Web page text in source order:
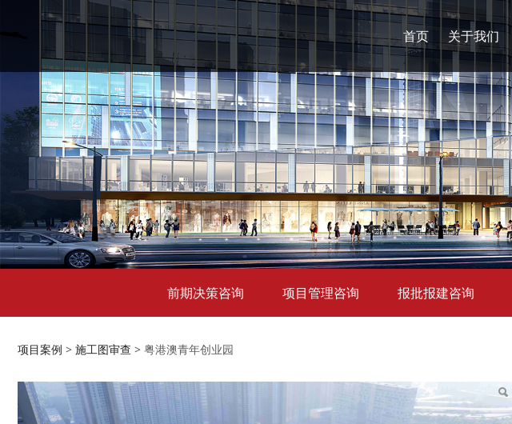
首页 关于我们
前期决策咨询 项目管理咨询 报批报建咨询
粤港澳青年创业园
项目案例 > 施工图审查 > 粤港澳青年创业园